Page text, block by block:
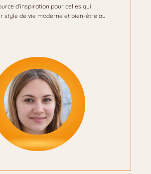
d’inspiration pour celles qui
style de vie moderne et bien-être au